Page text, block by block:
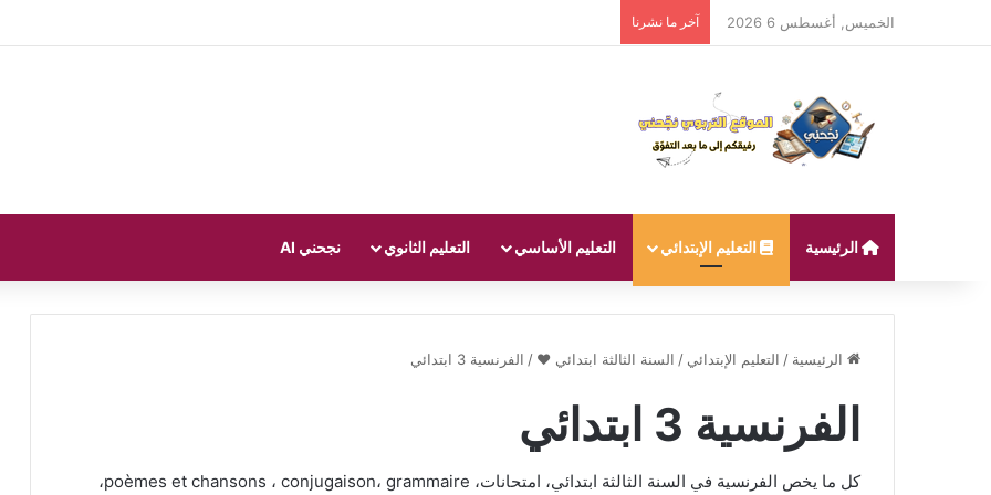
الخميس, أغسطس 6 2026 آخر ما نشرنا
الرئيسية التعليم الإبتدائي التعليم الأساسي التعليم الثانوي نجحني AI
الرئيسية / التعليم الإبتدائي / السنة الثالثة ابتدائي ❤ / الفرنسية 3 ابتدائي
الفرنسية 3 ابتدائي
كل ما يخص الفرنسية في السنة الثالثة ابتدائي، امتحانات، poèmes et chansons ، conjugaison، grammaire،